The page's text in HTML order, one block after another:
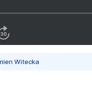
Witecka